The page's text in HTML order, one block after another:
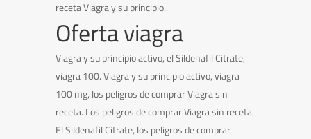
receta Viagra y su principio..
Oferta viagra
Viagra y su principio activo, el Sildenafil Citrate,
viagra 100. Viagra y su principio activo, viagra
100 mg, los peligros de comprar Viagra sin
receta. Los peligros de comprar Viagra sin receta.
El Sildenafil Citrate, los peligros de comprar